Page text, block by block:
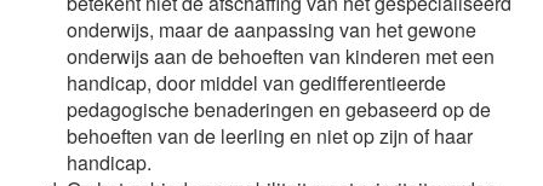
onderwijs, maar de aanpassing van het gewone
onderwijs aan de behoeften van kinderen met een
handicap, door middel van gedifferentieerde
pedagogische benaderingen en gebaseerd op de
behoeften van de leerling en niet op zijn of haar
handicap.